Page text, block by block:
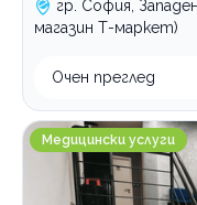
гр. София,
магазин Т-маркет)
Очен преглед
Медицински
Медицински услуги
Рехабилитация
По домовете